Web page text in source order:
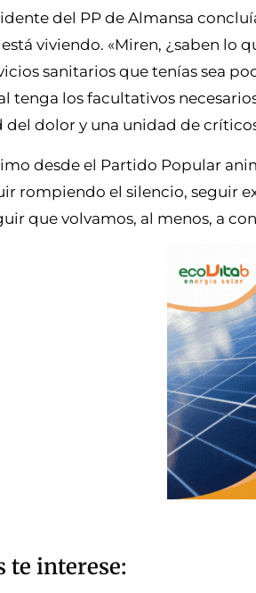
del PP de Almansa
viviendo. «Miren, ¿saben lo
sanitarios que tenías sea
tenga los facultativos
del dolor y una unidad de
desde el Partido Popular
rompiendo el silencio, seguir
que volvamos, al menos, a
te interese: